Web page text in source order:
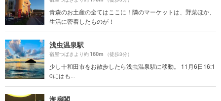
青森のお土産の全てはここに！隣のマーケットは、野菜ほか、
生活に密着したものが！
浅虫温泉駅
宿屋つばきより約160m （徒歩3分）
少し十和田市をお散歩したら浅虫温泉駅に移動。 11月6日16:1
0にはも...
海扇閣